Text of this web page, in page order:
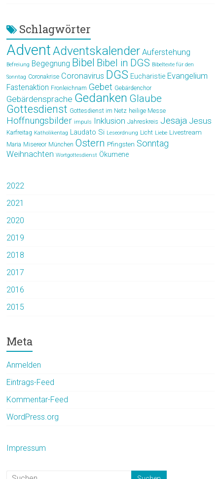
Schlagwörter
AdventAdventskalender Auferstehung
Befreiung Begegnung Bibel Bibel in DGS Bibeltexte für den
Sonntag Coronakrise Coronavirus DGS Eucharistie Evangelium
Fastenaktion Fronleichnam Gebet Gebärdenchor
Gebärdensprache Gedanken Glaube
Gottesdienst Gottesdienst im Netz heilige Messe
Hoffnungsbilder impuls Inklusion Jahreskreis Jesaja Jesus
Karfreitag Katholikentag Laudato Si Leseordnung Licht Liebe Livestream
Maria Misereor München Ostern Pfingsten Sonntag
Weihnachten Wortgottesdienst Ökumene
2022
2021
2020
2019
2018
2017
2016
2015
Meta
Anmelden
Eintrags-Feed
Kommentar-Feed
WordPress.org
Impressum